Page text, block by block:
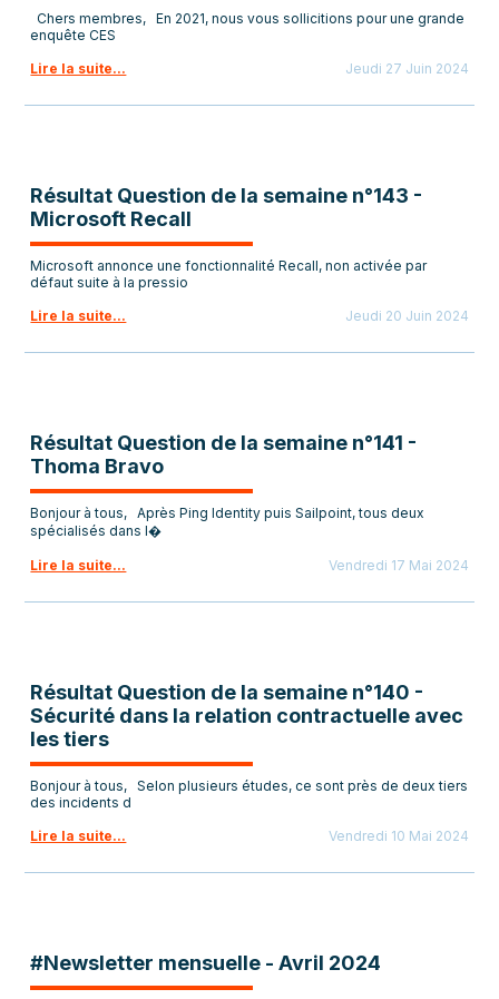
Chers membres, En 2021, nous vous sollicitions pour une grande
enquête CES
Lire la suite...
Jeudi 27 Juin 2024
Résultat Question de la semaine n°143 -
Microsoft Recall
Microsoft annonce une fonctionnalité Recall, non activée par
défaut suite à la pressio
Lire la suite...
Jeudi 20 Juin 2024
Résultat Question de la semaine n°141 -
Thoma Bravo
Bonjour à tous, Après Ping Identity puis Sailpoint, tous deux
spécialisés dans l�
Lire la suite... Vendredi 17 Mai 2024
Résultat Question de la semaine n°140 -
Sécurité dans la relation contractuelle avec
les tiers
Bonjour à tous, Selon plusieurs études, ce sont près de deux tiers
des incidents d
Lire la suite...
Vendredi 10 Mai 2024
#Newsletter mensuelle - Avril 2024